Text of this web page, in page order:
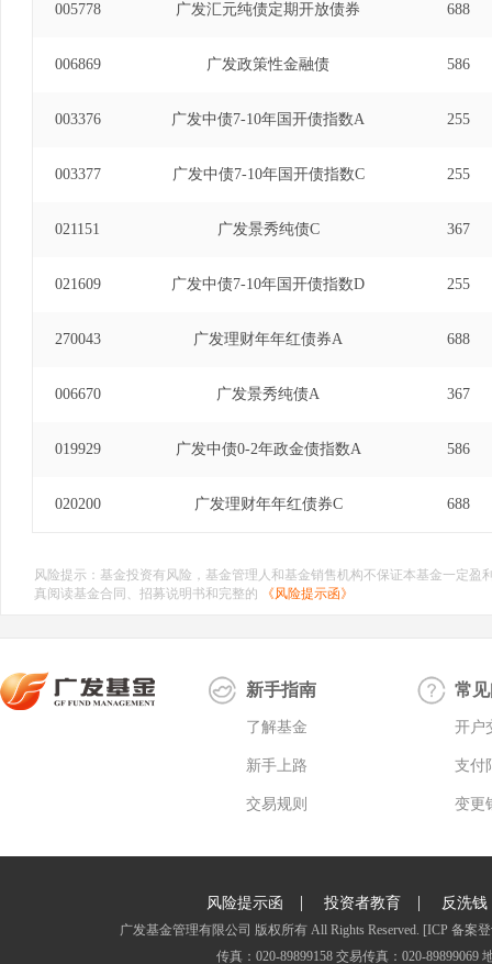
005778 广发汇元纯债定期开放债券 688
006869 广发政策性金融债 586
003376 广发中债7-10年国开债指数A 255
003377 广发中债7-10年国开债指数C 255
021151 广发景秀纯债C 367
021609 广发中债7-10年国开债指数D 255
270043 广发理财年年红债券A 688
006670 广发景秀纯债A 367
019929 广发中债0-2年政金债指数A 586
020200 广发理财年年红债券C 688
风险提示：基金投资有风险，基金管理人和基金销售机构不保证本基金一定
真阅读基金合同、招募说明书和完整的
《风险提示函》
新手指南
了解基金
新手上路
交易规则
常
开户
支付
变更
风险提示函 | 投资者教育 | 反洗钱
广发基金管理有限公司 版权所有 All Rights Reserved. [ICP 备案
传真：020-89899158 交易传真：020-